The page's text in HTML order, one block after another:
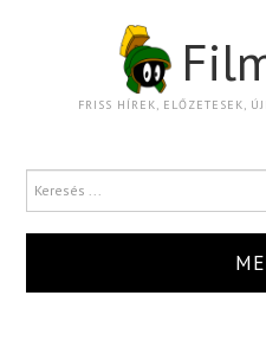
FRISS HÍREK, ELŐZETESEK,